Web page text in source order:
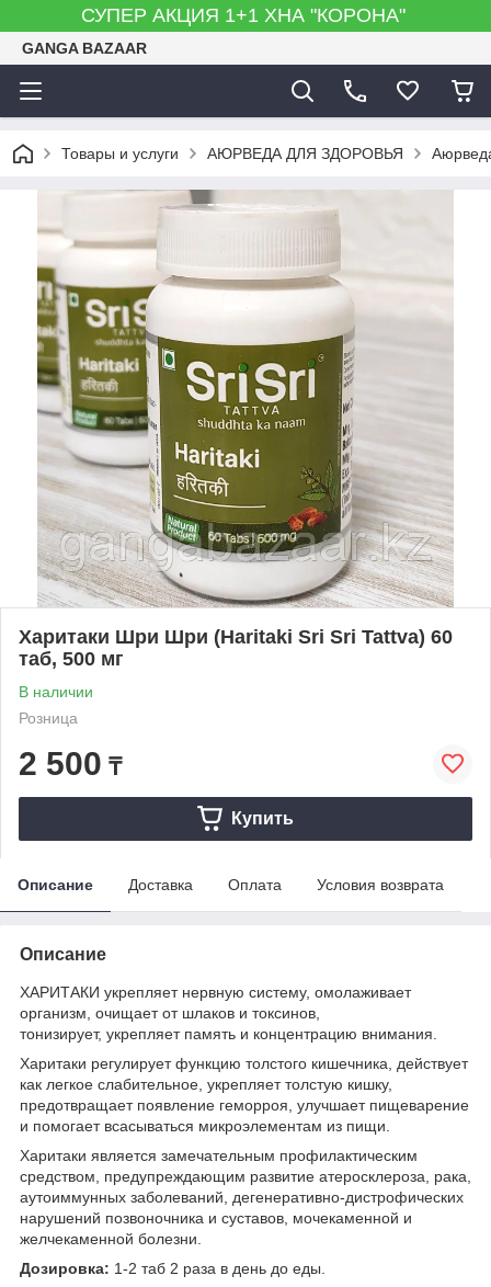
СУПЕР АКЦИЯ 1+1 ХНА "КОРОНА"
GANGA BAZAAR
Товары и услуги АЮРВЕДА ДЛЯ ЗДОРОВЬЯ
Харитаки Шри Шри (Haritaki Sri Sri Tattva) 60
таб, 500 мг
В наличии
Розница
2 500 ₸
Купить
Описание Доставка Оплата Условия возврата
Описание
ХАРИТАКИ укрепляет нервную систему, омолаживает
организм, очищает от шлаков и токсинов,
тонизирует, укрепляет память и концентрацию внимания.
Харитаки регулирует функцию толстого кишечника, действует
как легкое слабительное, укрепляет толстую кишку,
предотвращает появление геморроя, улучшает пищеварение
и помогает всасываться микроэлементам из пищи.
Харитаки является замечательным профилактическим
средством, предупреждающим развитие атеросклероза, рака,
аутоиммунных заболеваний, дегенеративно-дистрофических
нарушений позвоночника и суставов, мочекаменной и
желчекаменной болезни.
Дозировка: 1-2 таб 2 раза в день до еды.